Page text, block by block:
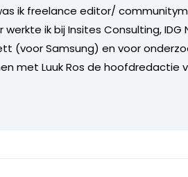
ik freelance editor/
ik bij Insites Consulting, IDG
(voor Samsung) en voor
met Luuk Ros de hoofdredactie